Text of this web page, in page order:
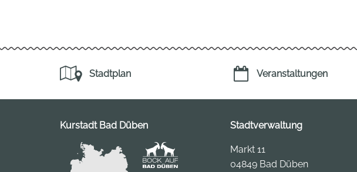
Stadtplan Veranstaltungen
Kurstadt Bad Düben Stadtverwaltung
Markt 11
04849 Bad Düben